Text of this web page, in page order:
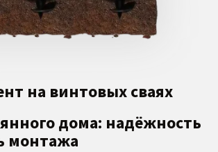
на винтовых сваях
дома: надёжность
монтажа